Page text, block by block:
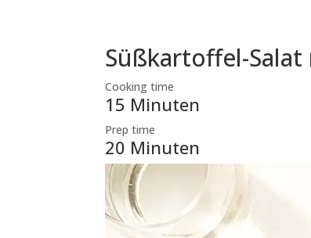
Süßkartoffel-
Cooking time
15 Minuten
Prep time
20 Minuten